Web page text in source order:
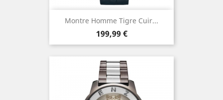
Montre Homme Tigre Cuir...
Prix
199,99 €